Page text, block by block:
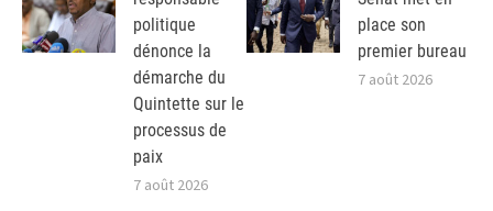
politique
dénonce la
démarche du
Quintette sur le
processus de
paix
7 août 2026
place son
premier bureau
7 août 2026